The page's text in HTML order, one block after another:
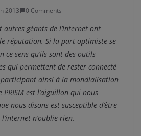
2013 0 Comments
autres géants de l’internet ont
réputation. Si la part optimiste se
ce sens qu’ils sont des outils
qui permettent de rester connecté
participant ainsi à la mondialisation
PRISM est l’aiguillon qui nous
nous disons est susceptible d’être
n’oublie rien.